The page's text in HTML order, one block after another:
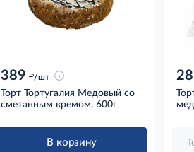
389 д/шт
Торт Тортугалия Медовый со
сметанным кремом, 600г
В корзину